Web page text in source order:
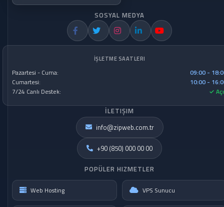
SOSYAL MEDYA
İŞLETME SAATLERI
Pazartesi - Cuma:
09:00 -
Cumartesi:
10:00 -
7/24 Canlı Destek:
✓
İLETIŞIM
info@zipweb.com.tr
+90 (850) 000 00 00
POPÜLER HIZMETLER
Web Hosting VPS Sunucu